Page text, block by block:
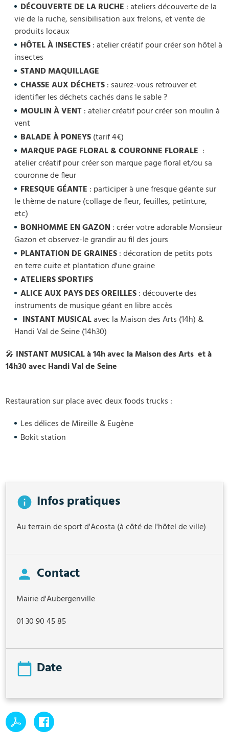
DÉCOUVERTE DE LA RUCHE : ateliers découverte de la
vie de la ruche, sensibilisation aux frelons, et vente de
produits locaux
HÔTEL À INSECTES: atelier créatif pour créer son hôtel à
insectes
STAND MAQUILLAGE
CHASSE AUX DÉCHETS: saurez-vous retrouver et
identifier les déchets cachés dans le sable ?
MOULIN À VENT: atelier créatif pour créer son moulin à
vent
BALADE À PONEYS(tarif 4€)
MARQUE PAGE FLORAL & COURONNE FLORALE :
atelier créatif pour créer son marque page floral et/ou sa
couronne de fleur
FRESQUE GÉANTE : participer à une fresque géante sur
le thème de nature (collage de fleur, feuilles, petinture,
etc)
BONHOMME EN GAZON : créer votre adorable Monsieur
Gazon et observez-le grandir au fil des jours
PLANTATION DE GRAINES: décoration de petits pots
en terre cuite et plantation d'une graine
ATELIERS SPORTIFS
ALICE AUX PAYS DES OREILLES: découverte des
instruments de musique géant en libre accès
INSTANT MUSICALavec la Maison des Arts (14h) &
Handi Val de Seine (14h30)
🎤 INSTANT MUSICAL à 14h avec la Maison des Arts et à
14h30 avec Handi Val de Seine
Restauration sur place avec deux foods trucks :
Les délices de Mireille & Eugène
Bokit station
Infos pratiques
Au terrain de sport d'Acosta (à côté de l'hôtel de ville)
Contact
Mairie d'Aubergenville
01 30 90 45 85
Date